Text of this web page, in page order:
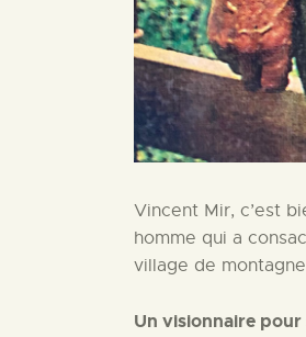
Vincent Mir, c’est
homme qui a
village de
Un visionnaire